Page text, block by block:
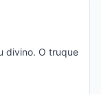
divino. O truque